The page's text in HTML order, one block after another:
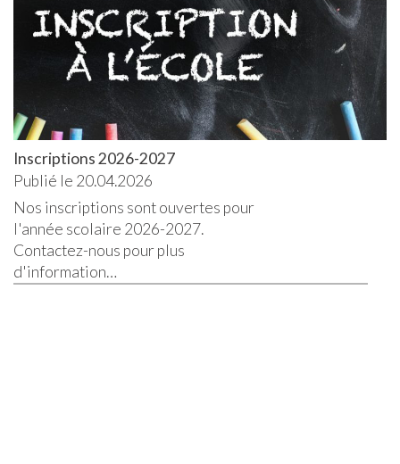
Inscriptions 2026-2027
Publié le 20.04.2026
Nos inscriptions sont ouvertes pour
l'année scolaire 2026-2027.
Contactez-nous pour plus
d'information…